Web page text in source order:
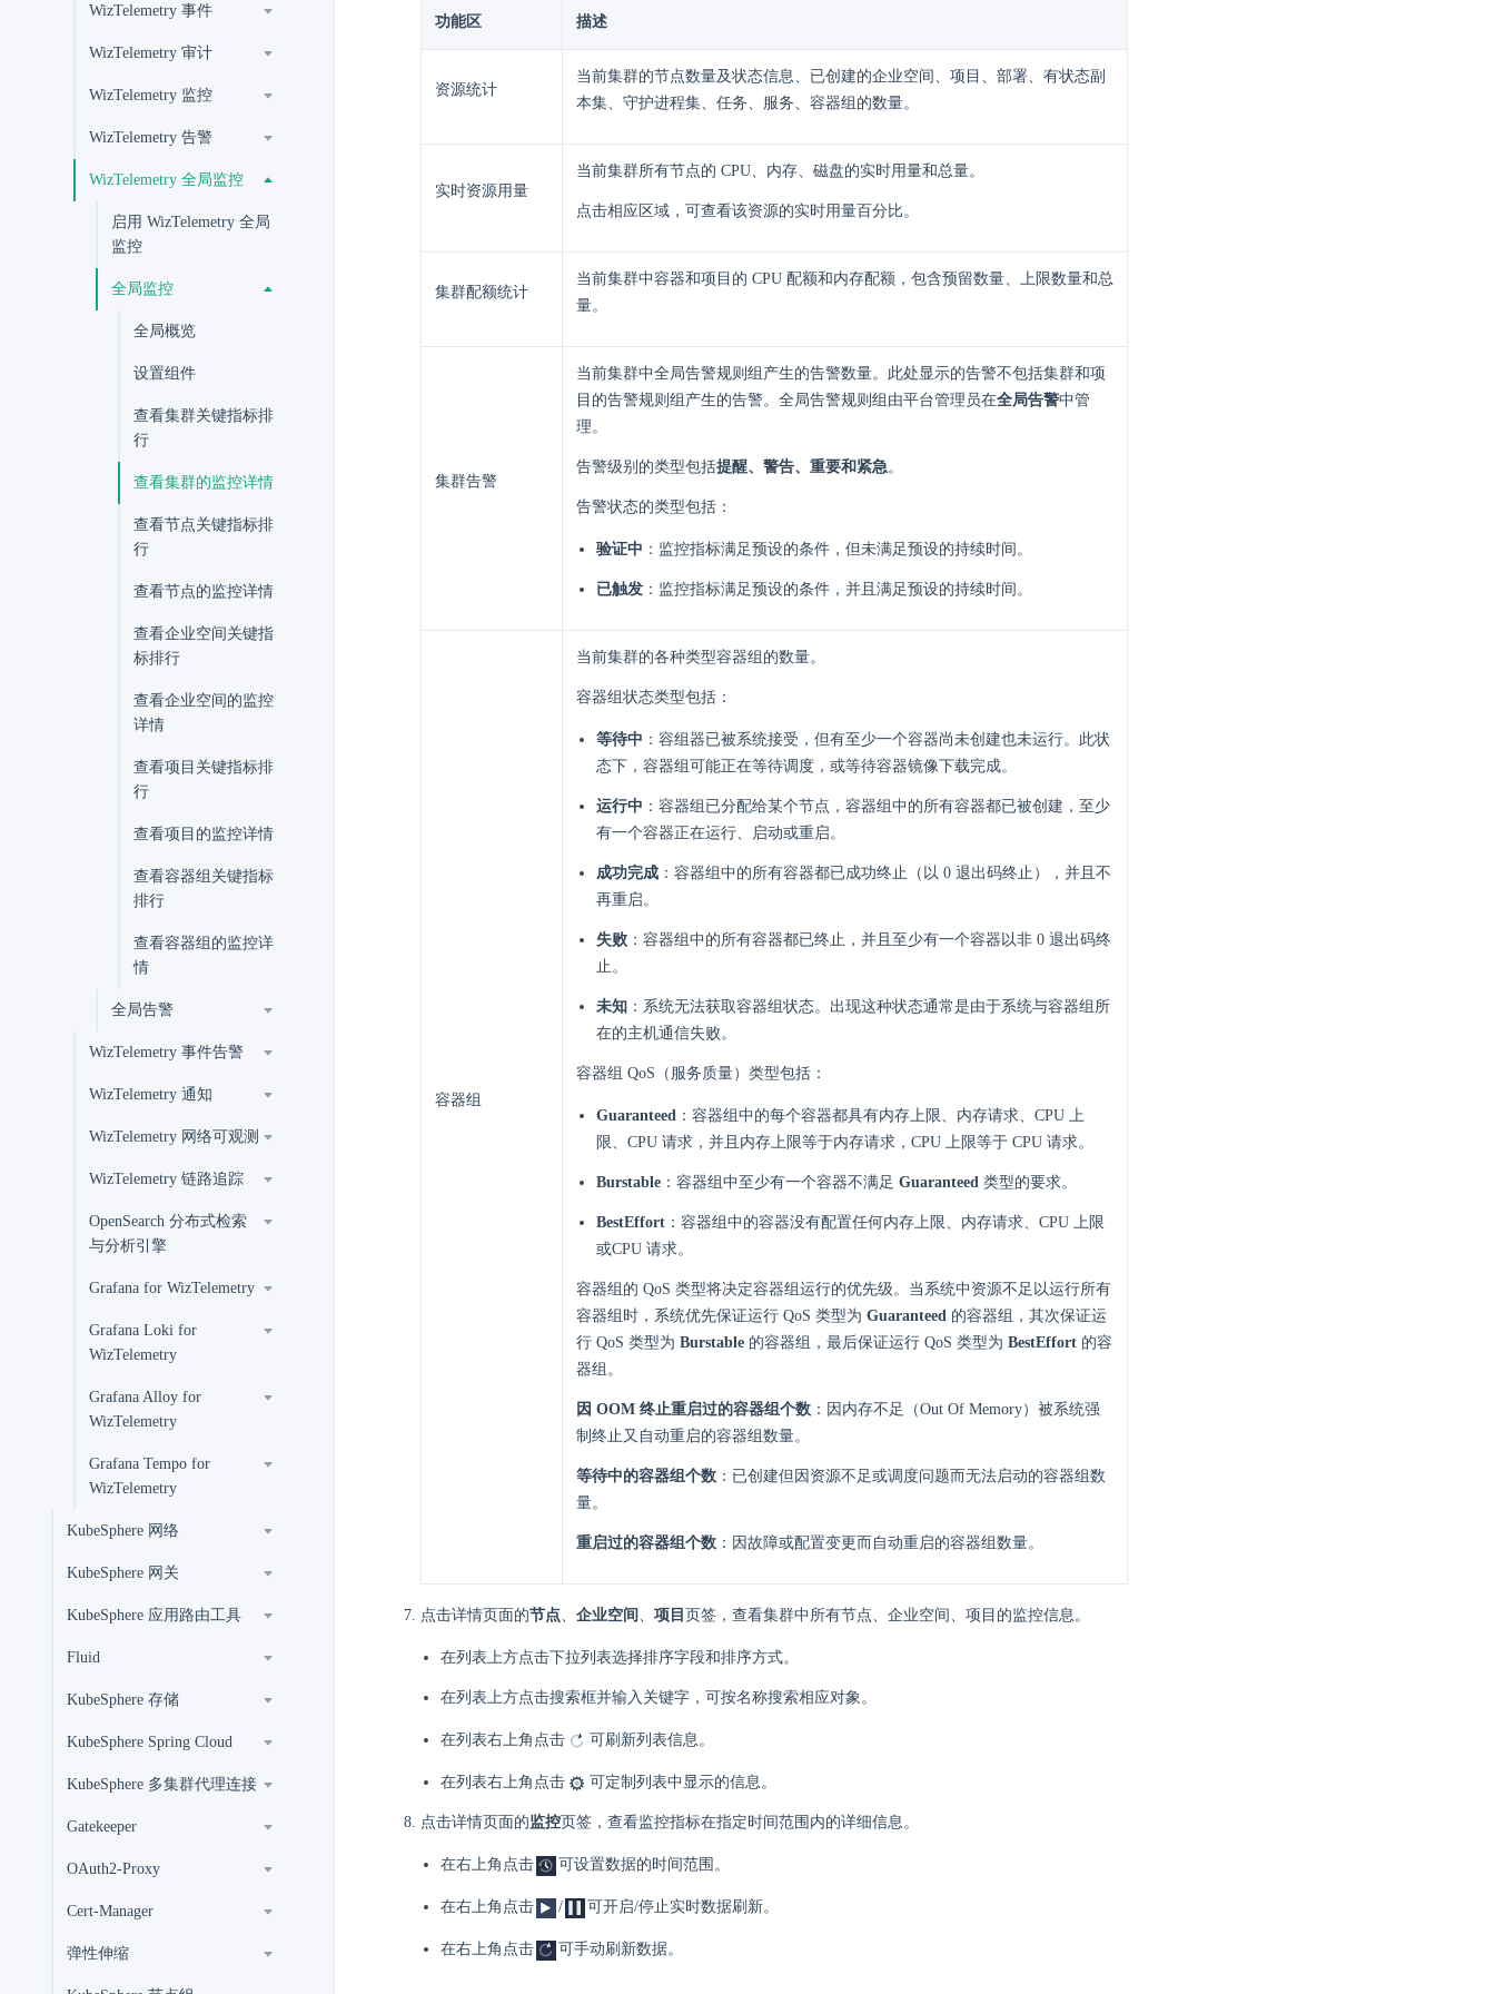
WizTelemetry 事件
WizTelemetry 审计
WizTelemetry 监控
WizTelemetry 告警
WizTelemetry 全局监控
启用 WizTelemetry 全局
监控
全局监控
全局概览
设置组件
查看集群关键指标排
行
查看集群的监控详情
查看节点关键指标排
行
查看节点的监控详情
查看企业空间关键指
标排行
查看企业空间的监控
详情
查看项目关键指标排
行
查看项目的监控详情
查看容器组关键指标
排行
查看容器组的监控详
情
全局告警
WizTelemetry 事件告警
WizTelemetry 通知
WizTelemetry 网络可观测
WizTelemetry 链路追踪
OpenSearch 分布式检索
与分析引擎
Grafana for WizTelemetry
Grafana Loki for
WizTelemetry
Grafana Alloy for
WizTelemetry
Grafana Tempo for
WizTelemetry
KubeSphere 网络
KubeSphere 网关
KubeSphere 应用路由工具
Fluid
KubeSphere 存储
KubeSphere Spring Cloud
KubeSphere 多集群代理连接
Gatekeeper
OAuth2-Proxy
Cert-Manager
弹性伸缩
功能区 描述
资源统计
当前集群的节点数量及状态信息、已创建的企业空间、项目、部署、有状态副
本集、守护进程集、任务、服务、容器组的数量。
实时资源用量
当前集群所有节点的 CPU、内存、磁盘的实时用量和总量。
点击相应区域，可查看该资源的实时用量百分比。
集群配额统计
当前集群中容器和项目的 CPU 配额和内存配额，包含预留数量、上限数量和总
量。
集群告警
当前集群中全局告警规则组产生的告警数量。此处显示的告警不包括集群和项
目的告警规则组产生的告警。全局告警规则组由平台管理员在全局告警中管
理。
告警级别的类型包括提醒、警告、重要和紧急。
告警状态的类型包括：
验证中 ：监控指标满足预设的条件，但未满足预设的持续时间。
已触发 ：监控指标满足预设的条件，并且满足预设的持续时间。
容器组
当前集群的各种类型容器组的数量。
容器组状态类型包括：
等待中 ：容组器已被系统接受，但有至少一个容器尚未创建也未运行。此状
态下，容器组可能正在等待调度，或等待容器镜像下载完成。
运行中 ：容器组已分配给某个节点，容器组中的所有容器都已被创建，至少
有一个容器正在运行、启动或重启。
成功完成 ：容器组中的所有容器都已成功终止（以 0 退出码终止），并且不
再重启。
失败 ：容器组中的所有容器都已终止，并且至少有一个容器以非 0 退出码终
止。
未知 ：系统无法获取容器组状态。出现这种状态通常是由于系统与容器组所
在的主机通信失败。
容器组 QoS（服务质量）类型包括：
Guaranteed ：容器组中的每个容器都具有内存上限、内存请求、CPU 上
限、CPU 请求，并且内存上限等于内存请求，CPU 上限等于 CPU 请求。
Burstable ：容器组中至少有一个容器不满足 Guaranteed 类型的要求。
BestEffort ：容器组中的容器没有配置任何内存上限、内存请求、CPU 上限
或CPU 请求。
容器组的 QoS 类型将决定容器组运行的优先级。当系统中资源不足以运行所有
容器组时，系统优先保证运行 QoS 类型为 Guaranteed 的容器组，其次保证运
行 QoS 类型为 Burstable 的容器组，最后保证运行 QoS 类型为 BestEffort 的容
器组。
因 OOM 终止重启过的容器组个数 ：因内存不足（Out Of Memory）被系统强
制终止又自动重启的容器组数量。
等待中的容器组个数 ：已创建但因资源不足或调度问题而无法启动的容器组数
量。
重启过的容器组个数 ：因故障或配置变更而自动重启的容器组数量。
点击详情页面的节点、 企业空间 、 项目 页签，查看集群中所有节点、企业空间、项目的监控信息。
在列表上方点击下拉列表选择排序字段和排序方式。
在列表上方点击搜索框并输入关键字，可按名称搜索相应对象。
在列表右上角点击 可刷新列表信息。
在列表右上角点击 可定制列表中显示的信息。
点击详情页面的监控页签，查看监控指标在指定时间范围内的详细信息。
在右上角点击 可设置数据的时间范围。
在右上角点击 / 可开启/停止实时数据刷新。
在右上角点击 可手动刷新数据。